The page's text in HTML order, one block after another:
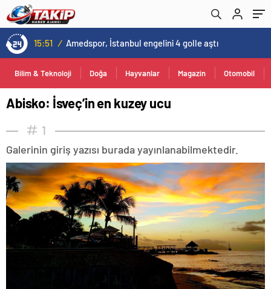
13:00 / Kovid-19 aramızda geziyor: Test yapılmadığı için kimse farkında değil
Bilim & Teknoloji Doğa Hayvanlar Magazin Otomobil
Abisko: İsveç’in en kuzey ucu
1
Galerinin giriş yazısı burada yayınlanabilmektedir.